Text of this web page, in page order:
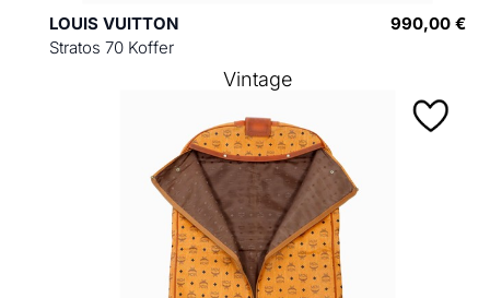
LOUIS VUITTON
Stratos 70 Koffer
990,00 €
Vintage